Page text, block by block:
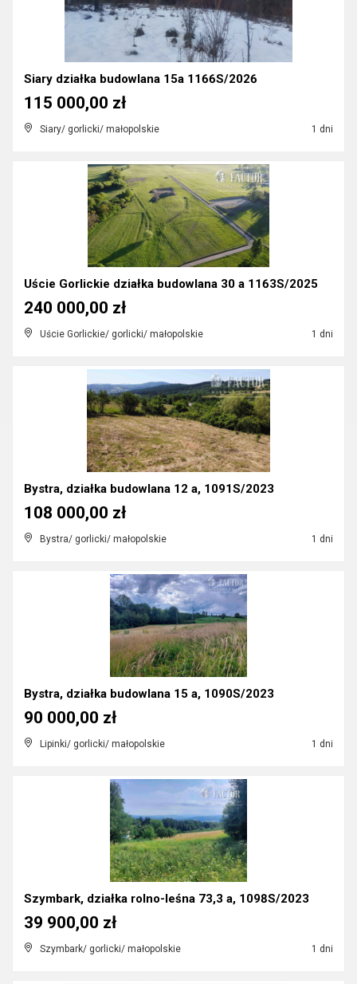
Siary działka budowlana 15a 1166S/2026
Siary/ gorlicki/ małopolskie 1 dni
115 000,00 zł
Uście Gorlickie działka budowlana 30 a 1163S/2025
Uście Gorlickie/ gorlicki/ małopolskie 1 dni
240 000,00 zł
Bystra, działka budowlana 12 a, 1091S/2023
Bystra/ gorlicki/ małopolskie 1 dni
108 000,00 zł
Bystra, działka budowlana 15 a, 1090S/2023
Lipinki/ gorlicki/ małopolskie 1 dni
90 000,00 zł
Szymbark, działka rolno-leśna 73,3 a, 1098S/2023
Szymbark/ gorlicki/ małopolskie 1 dni
39 900,00 zł